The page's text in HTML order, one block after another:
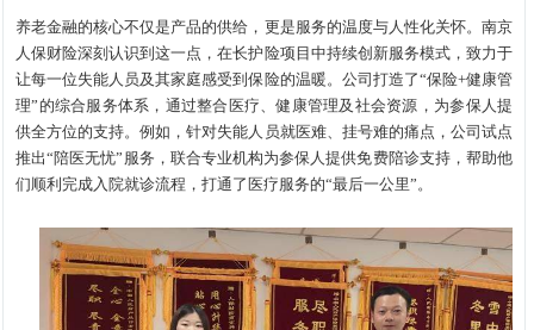
养老金融的核心不仅是产品的供给，更是服务的温度与人性化关怀。南京
人保财险深刻认识到这一点，在长护险项目中持续创新服务模式，致力于
让每一位失能人员及其家庭感受到保险的温暖。公司打造了“保险+健康管
理”的综合服务体系，通过整合医疗、健康管理及社会资源，为参保人提
供全方位的支持。例如，针对失能人员就医难、挂号难的痛点，公司试点
推出“陪医无忧”服务，联合专业机构为参保人提供免费陪诊支持，帮助他
们顺利完成入院就诊流程，打通了医疗服务的“最后一公里”。